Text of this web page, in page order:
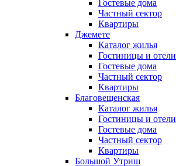
Гостевые дома
Частный сектор
Квартиры
Джемете
Каталог жилья
Гостиницы и отели
Гостевые дома
Частный сектор
Квартиры
Благовещенская
Каталог жилья
Гостиницы и отели
Гостевые дома
Частный сектор
Квартиры
Большой Утриш